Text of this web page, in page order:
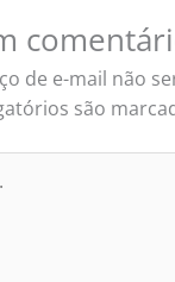
de e-mail não
são